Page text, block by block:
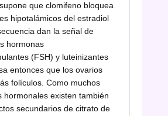
que clomifeno bloquea
hipotalámicos del estradiol
dan la señal de
hormonas
(FSH) y luteinizantes
entonces que los ovarios
folículos. Como muchos
hormonales existen también
secundarios de citrato de